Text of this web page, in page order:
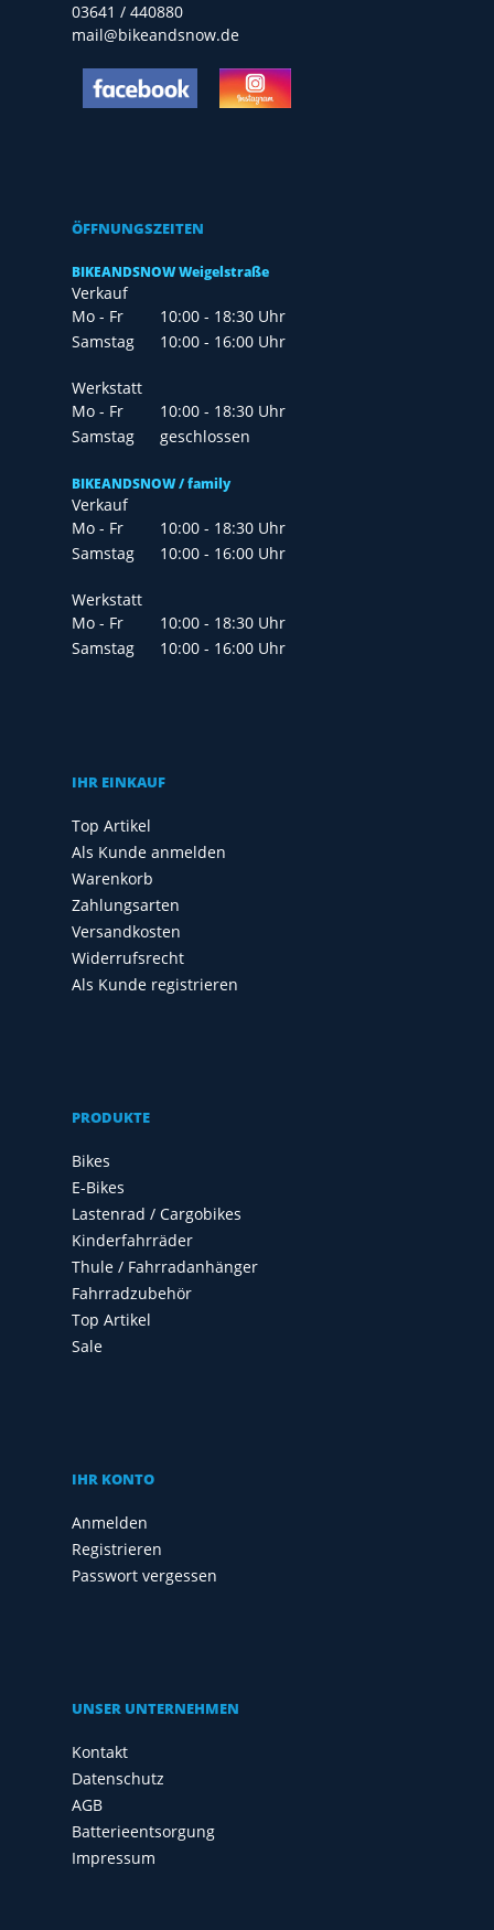
03641 / 440880
mail@bikeandsnow.de
ÖFFNUNGSZEITEN
BIKEANDSNOW Weigelstraße
Verkauf
Mo - Fr
10:00 - 18:30 Uhr
Samstag
10:00 - 16:00 Uhr
Werkstatt
Mo - Fr
10:00 - 18:30 Uhr
Samstag
geschlossen
BIKEANDSNOW / family
Verkauf
Mo - Fr
10:00 - 18:30 Uhr
Samstag
10:00 - 16:00 Uhr
Werkstatt
Mo - Fr
10:00 - 18:30 Uhr
Samstag
10:00 - 16:00 Uhr
IHR EINKAUF
Top Artikel
Als Kunde anmelden
Warenkorb
Zahlungsarten
Versandkosten
Widerrufsrecht
Als Kunde registrieren
PRODUKTE
Bikes
E-Bikes
Lastenrad / Cargobikes
Kinderfahrräder
Thule / Fahrradanhänger
Fahrradzubehör
Top Artikel
Sale
IHR KONTO
Anmelden
Registrieren
Passwort vergessen
UNSER UNTERNEHMEN
Kontakt
Datenschutz
AGB
Batterieentsorgung
Impressum